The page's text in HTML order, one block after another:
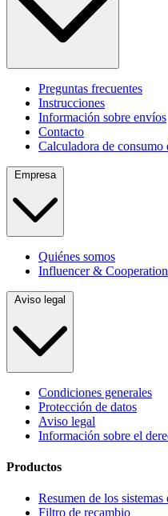
Preguntas frecuentes
Instrucciones
Información sobre envíos
Contacto
Calculadora de consumo
Empresa
Quiénes somos
Influencer & Cooperation
Aviso legal
Condiciones generales
Protección de datos
Aviso legal
Información sobre el
Productos
Resumen de los sistemas
Filtro de recambio